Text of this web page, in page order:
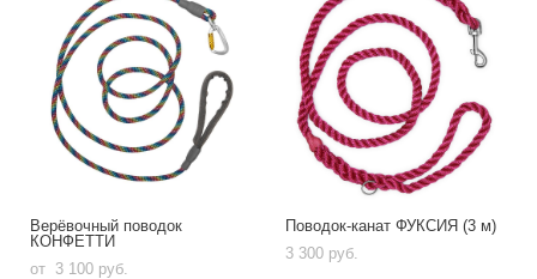
Верёвочный поводок
КОНФЕТТИ
от 3 100 pуб.
Поводок-канат ФУКСИЯ (3 м)
3 300 pуб.